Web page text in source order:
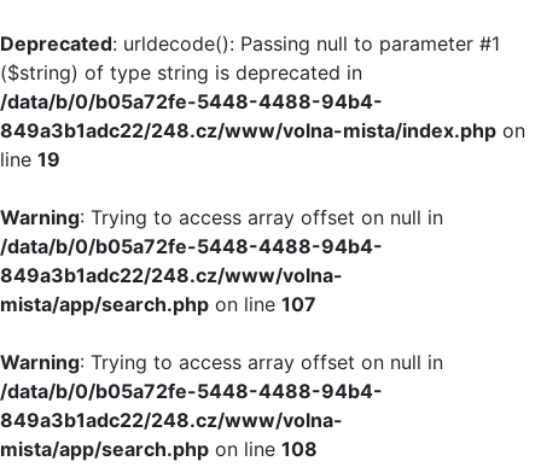
Deprecated: urldecode(): Passing null to parameter #1
($string) of type string is deprecated in
/data/b/0/b05a72fe-5448-4488-94b4-
849a3b1adc22/248.cz/www/volna-mista/index.php on
line 19
Warning: Trying to access array offset on null in
/data/b/0/b05a72fe-5448-4488-94b4-
849a3b1adc22/248.cz/www/volna-
mista/app/search.php on line 107
Warning: Trying to access array offset on null in
/data/b/0/b05a72fe-5448-4488-94b4-
849a3b1adc22/248.cz/www/volna-
mista/app/search.php on line 108